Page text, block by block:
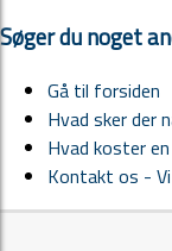
Søger du noget
Gå til forsiden
Hvad sker der
Hvad koster
Kontakt os -